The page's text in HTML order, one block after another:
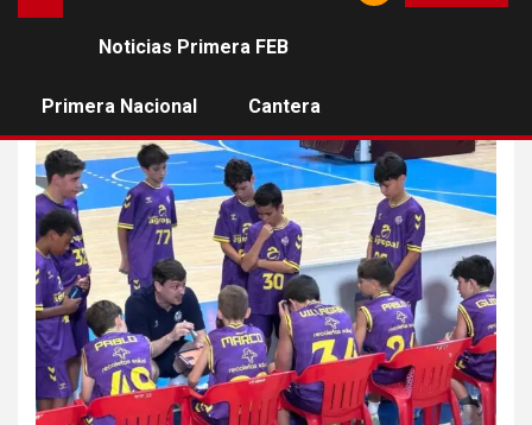
Noticias Primera FEB
Primera Nacional Cantera